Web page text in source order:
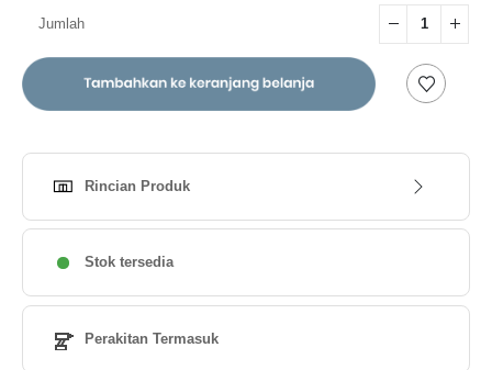
Jumlah
Rincian Produk
Stok tersedia
Perakitan Termasuk